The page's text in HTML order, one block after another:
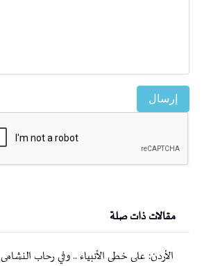
إرسال
مقالات ذات صلة
الأردن: على خطى الأنبياء .. وفي رحاب النشامى